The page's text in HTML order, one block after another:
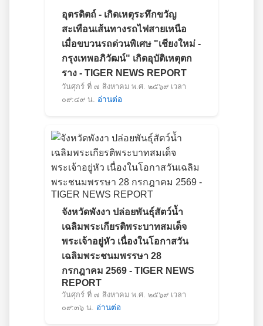
อุตรดิตถ์ - เกิดเหตุระทึกขวัญ
สะเทือนเส้นทางรถไฟสายเหนือ
เมื่อขบวนรถด่วนพิเศษ "เชียงใหม่ -
กรุงเทพอภิวัฒน์" เกิดอุบัติเหตุตก
ราง - TIGER NEWS REPORT
วันศุกร์ ที่ ๗ สิงหาคม พ.ศ. ๒๕๖๙ เวลา
๐๙:๔๙ น. อ่านต่อ
จังหวัดพังงา ปล่อยพันธุ์สัตว์น้ำ
เฉลิมพระเกียรติพระบาทสมเด็จ
พระเจ้าอยู่หัว เนื่องในโอกาสวัน
เฉลิมพระชนมพรรษา 28
กรกฎาคม 2569 - TIGER NEWS
REPORT
วันศุกร์ ที่ ๗ สิงหาคม พ.ศ. ๒๕๖๙ เวลา
๐๙:๓๖ น. อ่านต่อ